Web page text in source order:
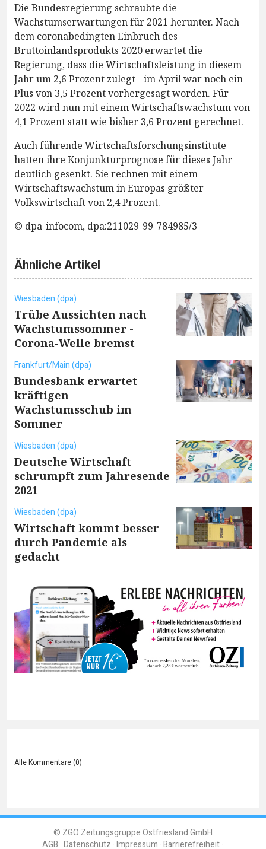
Die Bundesregierung schraubte die
Wachstumserwartungen für 2021 herunter. Nach
dem coronabedingten Einbruch des
Bruttoinlandsprodukts 2020 erwartet die
Regierung, dass die Wirtschaftsleistung in diesem
Jahr um 2,6 Prozent zulegt - im April war noch ein
Plus von 3,5 Prozent vorhergesagt worden. Für
2022 wird nun mit einem Wirtschaftswachstum von
4,1 Prozent statt wie bisher 3,6 Prozent gerechnet.
Auch führende Wirtschaftsforschungsinstitute
hatten ihre Konjunkturprognose für dieses Jahr
deutlich gesenkt. Sie rechnen mit einem
Wirtschaftswachstum in Europas größter
Volkswirtschaft von 2,4 Prozent.
© dpa-infocom, dpa:211029-99-784985/3
Ähnliche Artikel
Wiesbaden (dpa)
Trübe Aussichten nach
Wachstumssommer -
Corona-Welle bremst
Frankfurt/Main (dpa)
Bundesbank erwartet
kräftigen
Wachstumsschub im
Sommer
Wiesbaden (dpa)
Deutsche Wirtschaft
schrumpft zum Jahresende
2021
Wiesbaden (dpa)
Wirtschaft kommt besser
durch Pandemie als
gedacht
Alle Kommentare (0)
© ZGO Zeitungsgruppe Ostfriesland GmbH
AGB Datenschutz Impressum Barrierefreiheit